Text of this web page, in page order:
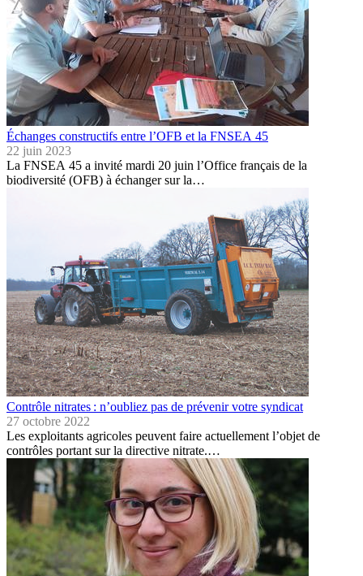
Échanges constructifs entre l’OFB et la FNSEA 45
22 juin 2023
La FNSEA 45 a invité mardi 20 juin l’Office français de la
biodiversité (OFB) à échanger sur la…
Contrôle nitrates : n’oubliez pas de prévenir votre syndicat
27 octobre 2022
Les exploitants agricoles peuvent faire actuellement l’objet de
contrôles portant sur la directive nitrate.…